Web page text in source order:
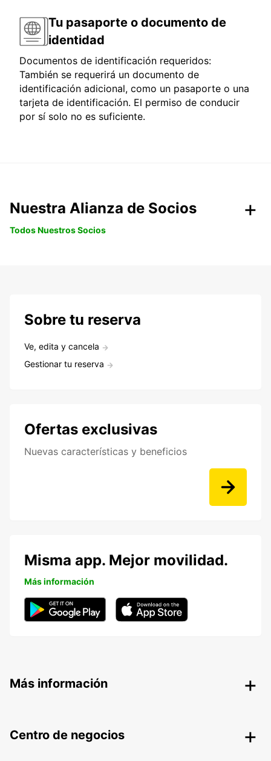
Tu pasaporte o documento de
identidad
Documentos de identificación requeridos:
También se requerirá un documento de
identificación adicional, como un pasaporte o una
tarjeta de identificación. El permiso de conducir
por sí solo no es suficiente.
Nuestra Alianza de Socios
Todos Nuestros Socios
Sobre tu reserva
Ve, edita y cancela
Gestionar tu reserva
Ofertas exclusivas
Nuevas características y beneficios
Misma app. Mejor movilidad.
Más información
Más información
Centro de negocios